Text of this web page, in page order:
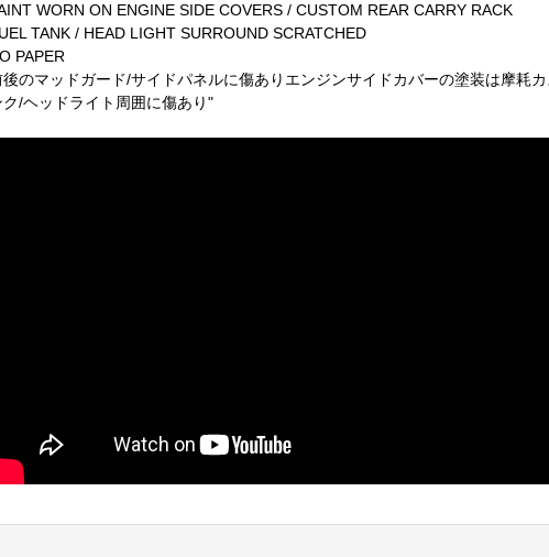
WORN ON ENGINE SIDE COVERS / CUSTOM REAR CARRY RACK
TANK / HEAD LIGHT SURROUND SCRATCHED
PAPER
後のマッドガード/サイドパネルに傷ありエンジンサイドカバーの塗装は摩耗
ク/ヘッドライト周囲に傷あり"